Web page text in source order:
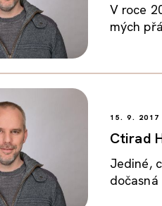
V roce
mých
15. 9. 2017
Ctirad
Jediné,